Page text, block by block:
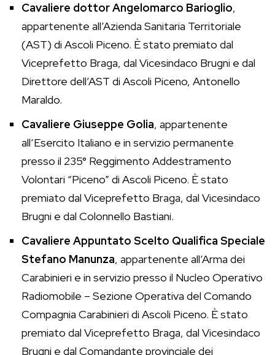
Cavaliere dottor Angelomarco Barioglio,
appartenente all’Azienda Sanitaria Territoriale
(AST) di Ascoli Piceno. È stato premiato dal
Viceprefetto Braga, dal Vicesindaco Brugni e dal
Direttore dell’AST di Ascoli Piceno, Antonello
Maraldo.
Cavaliere Giuseppe Golia, appartenente
all’Esercito Italiano e in servizio permanente
presso il 235° Reggimento Addestramento
Volontari “Piceno” di Ascoli Piceno. È stato
premiato dal Viceprefetto Braga, dal Vicesindaco
Brugni e dal Colonnello Bastiani.
Cavaliere Appuntato Scelto Qualifica Speciale
Stefano Manunza, appartenente all’Arma dei
Carabinieri e in servizio presso il Nucleo Operativo
Radiomobile – Sezione Operativa del Comando
Compagnia Carabinieri di Ascoli Piceno. È stato
premiato dal Viceprefetto Braga, dal Vicesindaco
Brugni e dal Comandante provinciale dei